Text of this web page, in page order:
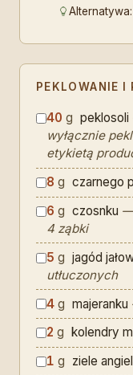
PEKLOWANIE I
40 g peklosoli
wyłącznie
etykietą
8 g czarnego
6 g czosnku —
4 ząbki
5 g jagód
utłuczonych
4 g majeranku
2 g kolendry
1 g ziele